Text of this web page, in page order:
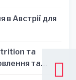
в Австрії для
та
та